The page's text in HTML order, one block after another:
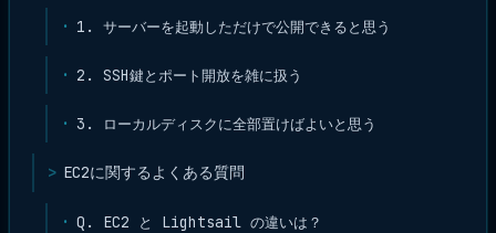
1. サーバーを起動しただけで公開できると思う
2. SSH鍵とポート開放を雑に扱う
3. ローカルディスクに全部置けばよいと思う
EC2に関するよくある質問
Q. EC2 と Lightsail の違いは？